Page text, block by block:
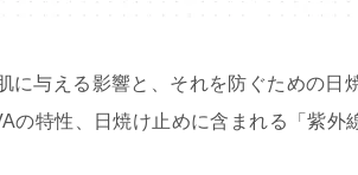
に与える影響と、それを防ぐための
の特性、日焼け止めに含まれる「紫